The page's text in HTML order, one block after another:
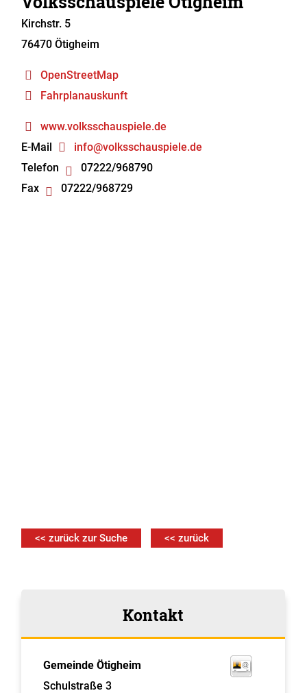
Kirchstr. 5
76470 Ötigheim
OpenStreetMap
Fahrplanauskunft
www.volksschauspiele.de
E-Mail
info@volksschauspiele.de
Telefon
07222/968790
Fax
07222/968729
<< zurück zur Suche << zurück
Kontakt
Gemeinde Ötigheim
Schulstraße 3